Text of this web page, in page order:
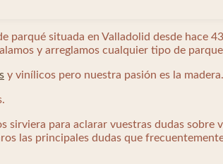
parqué situada en Valladolid desde hace
y arreglamos cualquier tipo de
y vinílicos pero nuestra pasión es la madera.
sirviera para aclarar vuestras dudas
las principales dudas que